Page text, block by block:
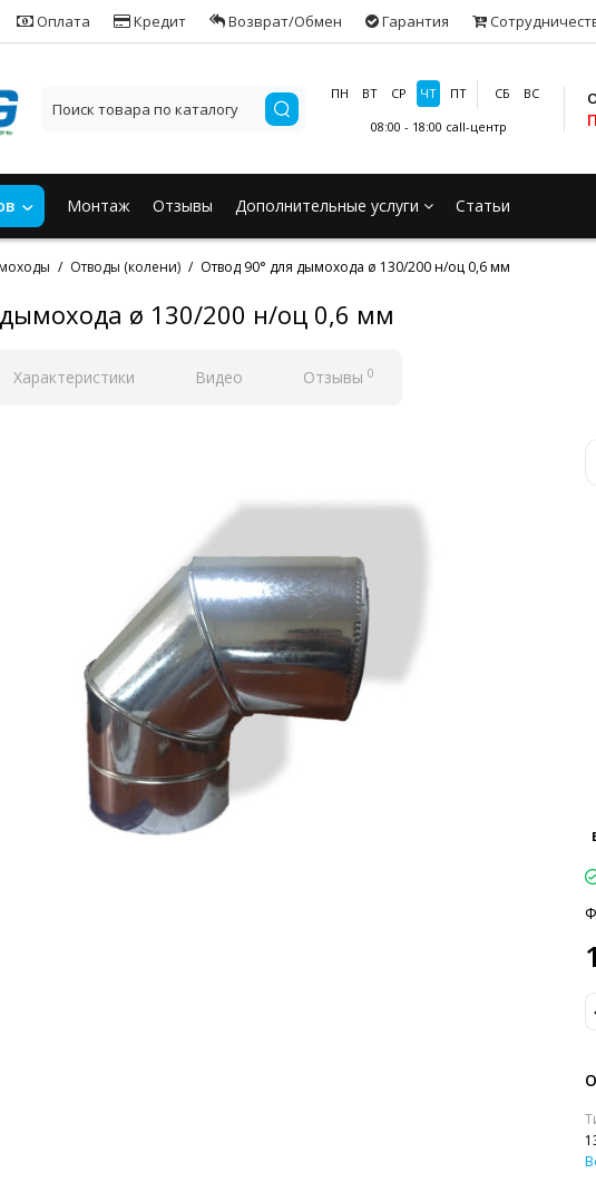
Оплата Кредит Возврат/Обмен Гарантия
ПН ВТ СР ЧТ ПТ СБ
ВС
08:00 - 18:00 call-центр
Монтаж Отзывы Дополнительные услуги Статьи
Отводы (колени) Отвод 90° для дымохода ø 130/200 н/оц 0,6 мм
ø 130/200 н/оц 0,6 мм
Характеристики Видео Отзывы 0